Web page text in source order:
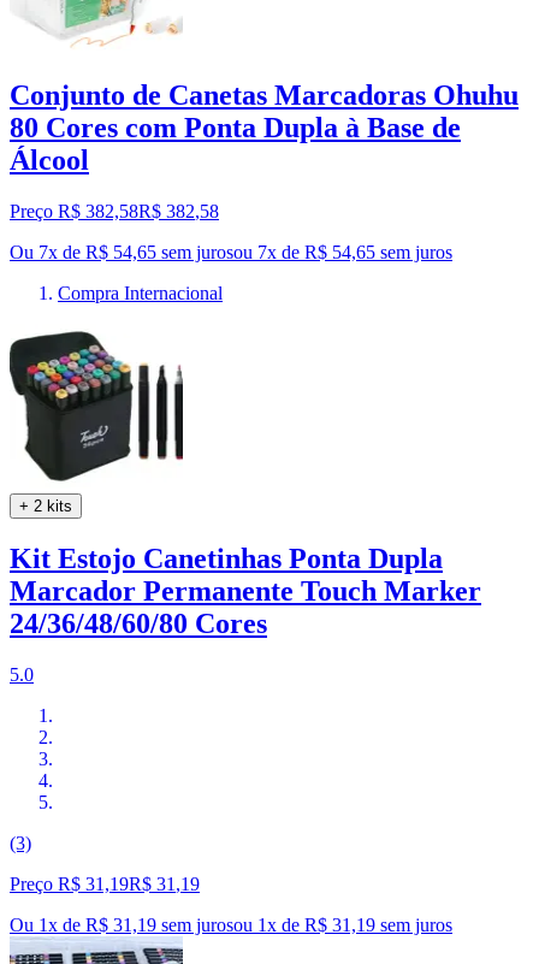
Conjunto de Canetas Marcadoras Ohuhu
80 Cores com Ponta Dupla à Base de
Álcool
Preço R$ 382,58R$ 382,58
Ou 7x de R$ 54,65 sem jurosou 7x de R$ 54,65 sem juros
Compra Internacional
+ 2 kits
Kit Estojo Canetinhas Ponta Dupla
Marcador Permanente Touch Marker
24/36/48/60/80 Cores
5.0
(3)
Preço R$ 31,19R$ 31 ,19
Ou 1x de R$ 31,19 sem jurosou 1x de R$ 31,19 sem juros